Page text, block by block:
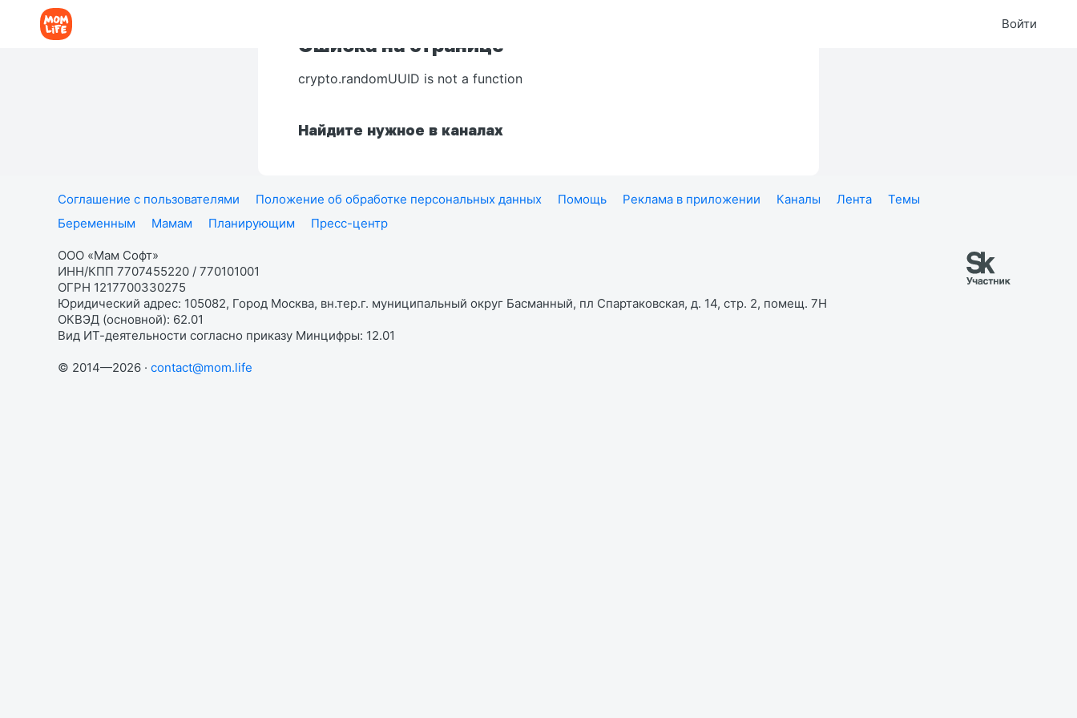
Войти
Ошибка на странице
crypto.randomUUID is not a function
Найдите нужное в каналах
Соглашение с пользователями Положение об обработке персональных данных Помощь Реклама в приложении Каналы Лента
Темы
Беременным
Мамам Планирующим Пресс-центр
ООО «Мам Софт»
ИНН/КПП 7707455220 / 770101001
ОГРН 1217700330275
Юридический адрес: 105082, Город Москва, вн.тер.г. муниципальный округ Басманный, пл Спартаковская, д. 14, стр. 2, помещ. 7Н
ОКВЭД (основной): 62.01
Вид ИТ-деятельности согласно приказу Минцифры: 12.01
© 2014—2026 · contact@mom.life